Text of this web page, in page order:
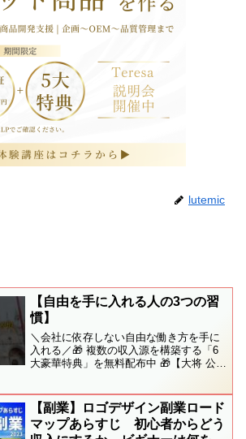
lutemic
【自由を手に入れる人の3つの習
慣】
＼会社に依存しない自由な働き方を手に
入れる／🎁 複数の収入源を構築する「6
大豪華特典」を無料配布中 🎁【大将 公式
／🎁 副収入を作るための 6大特典...
【副業】ロゴデザイン副業ロード
マップあらすじ 初心者からどう